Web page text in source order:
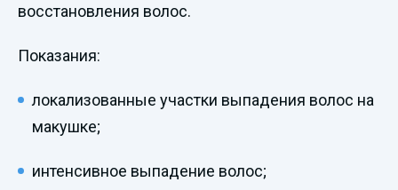
восстановления волос.
Показания:
локализованные участки выпадения волос на
макушке;
интенсивное выпадение волос;